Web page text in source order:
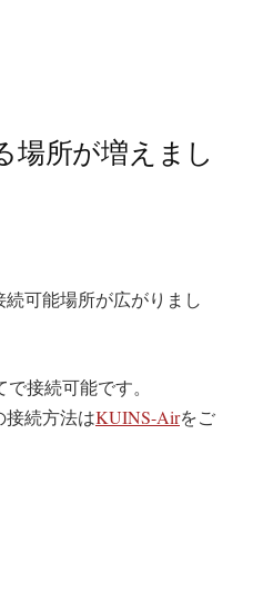
場所が増えまし
可能場所が広がりまし
接続可能です。
続方法はKUINS-Airをご